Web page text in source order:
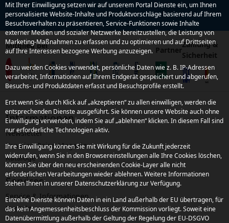
Mitglied bei Partner
Zahlung &
Sicherheit
Informationen
Newsletter
Kroatien Reise-Magazin
Kataloge
Services
Service & Informationen
Kontakt
Mit Ihrer Einwilligung setzen wir auf unserem Portal Dienste ein, um Ihnen
personalisierte Website-Inhalte und Produktvorschläge basierend auf Ihrem
Besuchsverhalten zu präsentieren, Service-Funktionen sowie Inhalte
externer Medien und sozialer Netzwerke bereitzustellen, die Leistung von
Marketing-Maßnahmen zu erfassen und zu optimieren und auf Drittseiten
auf Ihre Interessen bezogene Werbung anzuzeigen.
Dazu werden Cookies verwendet, persönliche Daten wie z. B. IP-Adressen
verarbeitet, Informationen auf Ihrem Endgerät gespeichert und abgerufen,
Besuchs- und Produktdaten erfasst und Besuchsprofile erstellt.
Erst wenn Sie durch Klick auf „akzeptieren“ zu allen einwilligen, werden die
entsprechenden Dienste ausgeführt. Sie können unsere Website auch ohne
Einwilligung verwenden, indem Sie auf „ablehnen“ klicken. In diesem Fall sind
nur erforderliche Technologien aktiv.
Ihre Einwilligung können Sie mit Wirkung für die Zukunft jederzeit
widerrufen, wenn Sie in den Browsereinstellungen alle Ihre Cookies löschen,
können Sie über den neu erscheinenden Cookie-Layer alle nicht
erforderlichen Verarbeitungen wieder ablehnen. Weitere Informationen
stehen Ihnen in unserer Datenschutzerklärung zur Verfügung.
Einzelne Dienste können Daten in ein Land außerhalb der EU übertragen, für
das kein Angemessenheitsbeschluss der Kommission vorliegt. Soweit eine
Datenübermittlung außerhalb der Geltung der Regelung der EU-DSGVO